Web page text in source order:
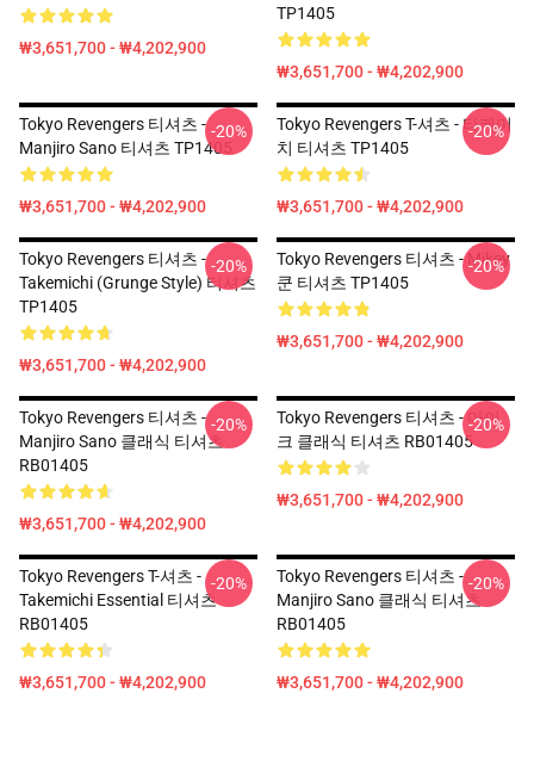
₩3,651,700 - ₩4,202,900
TP1405
₩3,651,700 - ₩4,202,900
Tokyo Revengers 티셔츠 -
Manjiro Sano 티셔츠 TP1405
₩3,651,700 - ₩4,202,900
-20%
Tokyo Revengers T-셔츠 - 타케미
치 티셔츠 TP1405
₩3,651,700 - ₩4,202,900
-20%
Tokyo Revengers 티셔츠 -
Takemichi (Grunge Style) 티셔츠
TP1405
₩3,651,700 - ₩4,202,900
-20%
Tokyo Revengers 티셔츠 - Mikey
쿤 티셔츠 TP1405
₩3,651,700 - ₩4,202,900
-20%
Tokyo Revengers 티셔츠 -
Manjiro Sano 클래식 티셔츠
RB01405
₩3,651,700 - ₩4,202,900
-20%
Tokyo Revengers 티셔츠 - 마이
크 클래식 티셔츠 RB01405
₩3,651,700 - ₩4,202,900
-20%
Tokyo Revengers T-셔츠 -
Takemichi Essential 티셔츠
RB01405
₩3,651,700 - ₩4,202,900
-20%
Tokyo Revengers 티셔츠 -
Manjiro Sano 클래식 티셔츠
RB01405
₩3,651,700 - ₩4,202,900
-20%